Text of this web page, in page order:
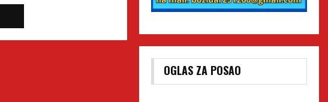
OGLAS ZA POSAO